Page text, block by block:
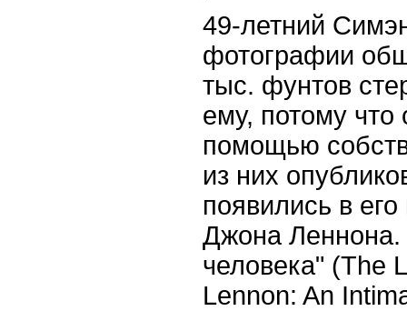
49-летний
фотографии
тыс. фунтов
ему, потому
помощью
из них
появились в
Джона
человека" (The
Lennon: An